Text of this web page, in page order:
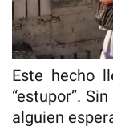
Este hecho
“estupor”.
alguien